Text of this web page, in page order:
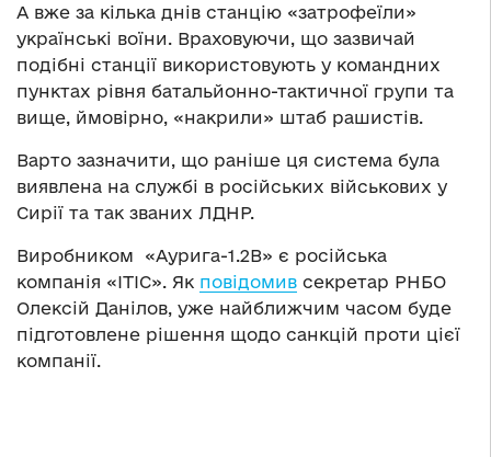
А вже за кілька днів станцію «затрофеїли»
українські воїни. Враховуючи, що зазвичай
подібні станції використовують у командних
пунктах рівня батальйонно-тактичної групи та
вище, ймовірно, «накрили» штаб рашистів.
Варто зазначити, що раніше ця система була
виявлена ​​на службі в російських військових у
Сирії та так званих ЛДНР.
Виробником «Аурига-1.2В» є російська
компанія «ІТІС». Як повідомив секретар РНБО
Олексій Данілов, уже найближчим часом буде
підготовлене рішення щодо санкцій проти цієї
компанії.